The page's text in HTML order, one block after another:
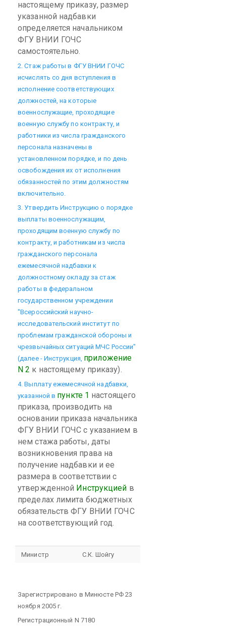
настоящему приказу, размер
указанной надбавки
определяется начальником
ФГУ ВНИИ ГОЧС
самостоятельно.
2. Стаж работы в ФГУ ВНИИ ГОЧС
исчислять со дня вступления в
исполнение соответствующих
должностей, на которые
военнослужащие, проходящие
военную службу по контракту, и
работники из числа гражданского
персонала назначены в
установленном порядке, и по день
освобождения их от исполнения
обязанностей по этим должностям
включительно.
3. Утвердить Инструкцию о порядке
выплаты военнослужащим,
проходящим военную службу по
контракту, и работникам из числа
гражданского персонала
ежемесячной надбавки к
должностному окладу за стаж
работы в федеральном
государственном учреждении
"Всероссийский научно-
исследовательский институт по
проблемам гражданской обороны и
чрезвычайных ситуаций МЧС России"
(далее - Инструкция, приложение
N 2 к настоящему приказу).
4. Выплату ежемесячной надбавки,
указанной в пункте 1 настоящего
приказа, производить на
основании приказа начальника
ФГУ ВНИИ ГОЧС с указанием в
нем стажа работы, даты
возникновения права на
получение надбавки и ее
размера в соответствии с
утвержденной Инструкцией в
пределах лимита бюджетных
обязательств ФГУ ВНИИ ГОЧС
на соответствующий год.
Министр С.К. Шойгу
Зарегистрировано в Минюсте РФ 23
ноября 2005 г.
Регистрационный N 7180